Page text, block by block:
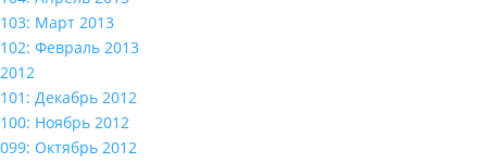
103: Март 2013
102: Февраль 2013
2012
101: Декабрь 2012
100: Ноябрь 2012
099: Октябрь 2012